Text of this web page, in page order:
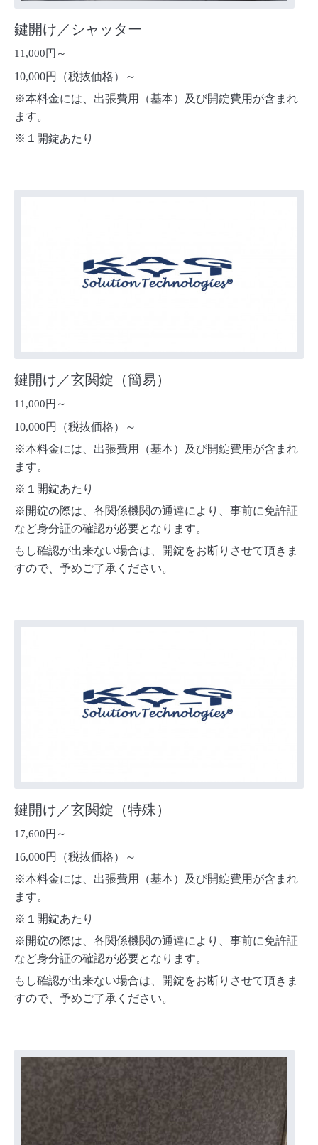
鍵開け／シャッター
11,000円～
10,000円（税抜価格）～
※本料金には、出張費用（基本）及び開錠費用が含まれ
ます。
※１開錠あたり
鍵開け／玄関錠（簡易）
11,000円～
10,000円（税抜価格）～
※本料金には、出張費用（基本）及び開錠費用が含まれ
ます。
※１開錠あたり
※ 開錠の際は、各関係機関の通達により、事前に免許証
など身分証の確認が必要となります。
もし確認が出来ない場合は、開錠をお断りさせて頂きま
すので、予めご了承ください。
鍵開け／玄関錠（特殊）
17,600円～
16,000円（税抜価格）～
※本料金には、出張費用（基本）及び開錠費用が含まれ
ます。
※１開錠あたり
※開錠の際は、各関係機関の通達により、事前に免許証
など身分証の確認が必要となります。
もし確認が出来ない場合は、開錠をお断りさせて頂きま
すので、予めご了承ください。